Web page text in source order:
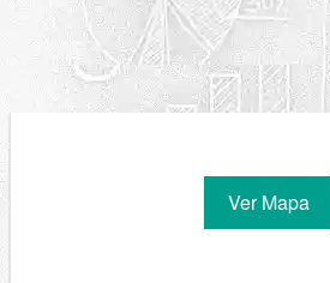
Ver Mapa